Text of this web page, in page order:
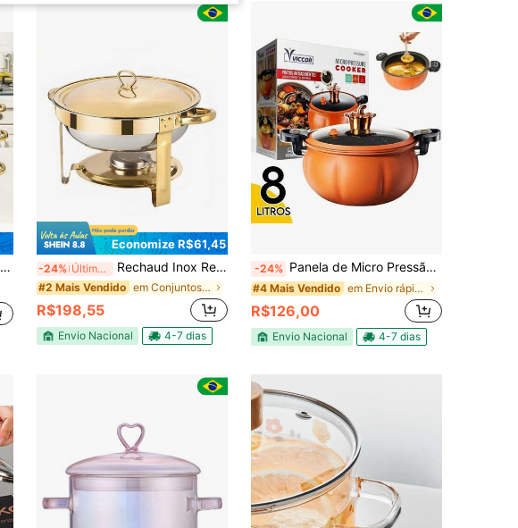
Economize R$61,45
-24% Últimos 3 dias Rechaud Inox Redondo 5 Litros Banho Maria Aquecedor Alimento
#2 Mais Vendido em Conjuntos de utensílios de cozinha
R$198,55
Envio Nacional 4-7 dias
-24% Panela de Micro Pressão Viccoli 8L Antiaderente Cozinha Indução e Gás Abóbora
#4 Mais Vendido em Envio rápido Panelas de sopa e caldo
R$126,00
Envio Nacional 4-7 dias